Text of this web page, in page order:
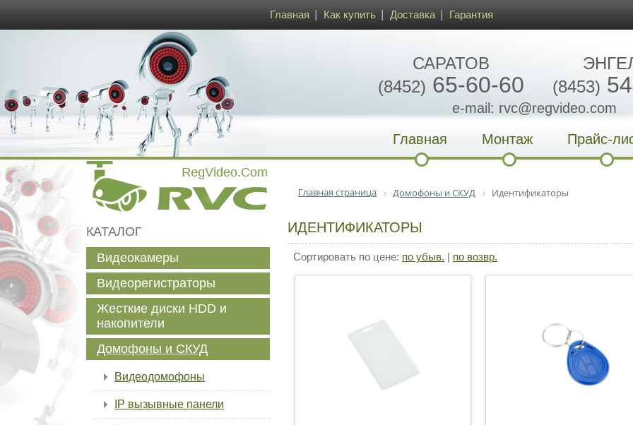
Главная Как купить Доставка Гарантия
САРАТОВ
(8452) 65-60-60
(8453)
e-mail: rvc@regvideo.com
Главная
Монтаж Прайс-
Главная страница Домофоны и СКУД Идентификаторы
ИДЕНТИФИКАТОРЫ
Сортировать по цене: по убыв. | по возвр.
КАТАЛОГ
Видеокамеры
Видеорегистраторы
Жесткие диски HDD и
накопители
Домофоны и СКУД
Видеодомофоны
IP вызывные панели